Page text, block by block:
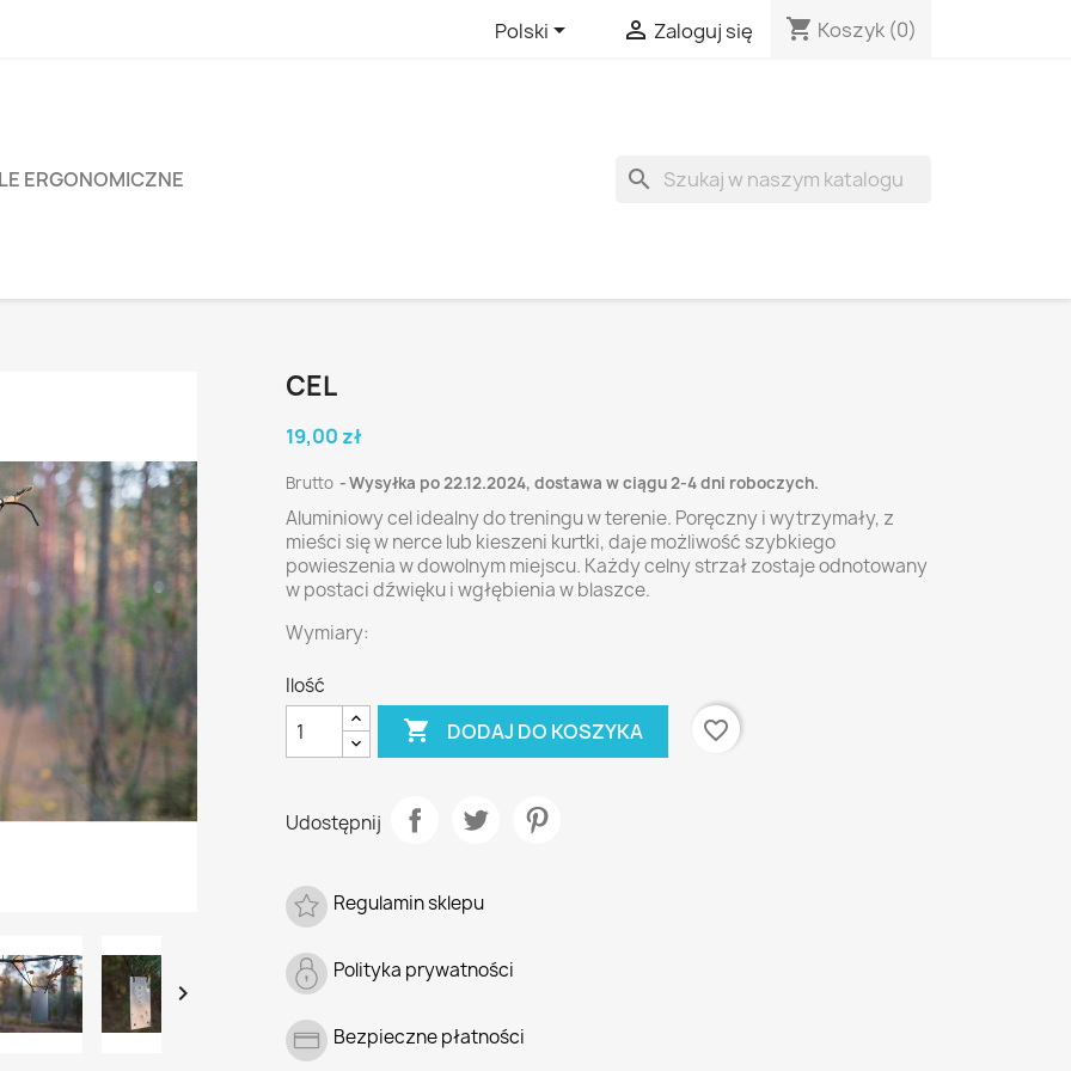
Polski  Zaloguj się shopping_cart Koszyk (0)
ERGONOMICZNE search

CEL
19,00 zł
Brutto Wysyłka po 22.12.2024, dostawa w ciągu 2-4 dni roboczych.
Aluminiowy cel idealny do treningu w terenie. Poręczny i wytrzymały, z
mieści się w nerce lub kieszeni kurtki, daje możliwość szybkiego
powieszenia w dowolnym miejscu. Każdy celny strzał zostaje odnotowany
w postaci dźwięku i wgłębienia w blaszce.
Wymiary:
Ilość
 DODAJ DO KOSZYKA favorite_border
Udostępnij
Regulamin sklepu
Polityka prywatności
Bezpieczne płatności